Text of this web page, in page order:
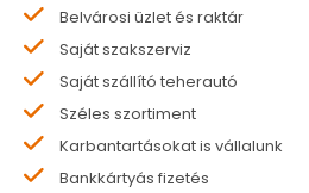
Belvárosi üzlet és raktár
Saját szakszerviz
Saját szállító teherautó
Széles szortiment
Karbantartásokat is vállalunk
Bankkártyás fizetés